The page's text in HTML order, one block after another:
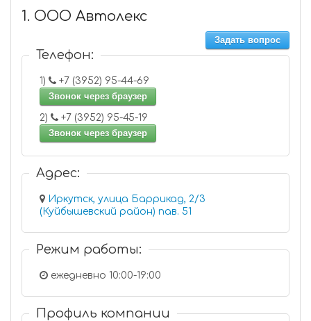
1. ООО Автолекс
Задать вопрос
Телефон:
1)
+7 (3952) 95-44-69
Звонок через браузер
2)
+7 (3952) 95-45-19
Звонок через браузер
Адрес:
Иркутск, улица Баррикад, 2/3
(Куйбышевский район) пав. 51
Режим работы:
ежедневно 10:00-19:00
Профиль компании